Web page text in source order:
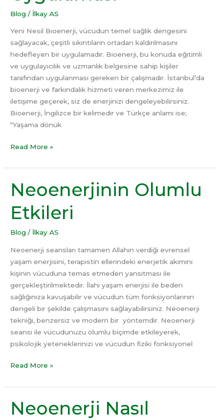
Blog / İlkay AS
Yeni Nesil Bioenerji, vücudun temel sağlık dengesini
sağlayacak, çeşitli sıkıntıların ortadan kaldırılmasını
hedefleyen bir uygulamadır. Bioenerji, bu konuda eğitimli
ve uygulayıcılık ve uzmanlık belgesine sahip kişiler
tarafından uygulanması gereken bir çalışmadır. İstanbul’da
bioenerji ve farkındalık hizmeti veren merkezimiz ile
iletişime geçerek, siz de enerjinizi dengeleyebilirsiniz.
Bioenerji, İngilizce bir kelimedir ve Türkçe anlamı ise;
“Yaşama dönük
Read More »
Neoenerjinin Olumlu
Etkileri
Blog / İlkay AS
Neoenerji seansları tamamen Allahın verdiği evrensel
yaşam enerjisini, terapistin ellerindeki enerjetik akımını
kişinin vücuduna temas etmeden yansıtması ile
gerçekleştirilmektedir. İlahi yaşam enerjisi ile beden
sağlığınıza kavuşabilir ve vücudun tüm fonksiyonlarının
dengeli bir şekilde çalışmasını sağlayabilirsiniz. Neoenerji
tekniği, benzersiz ve modern bir yöntemdir. Neoenerji
seansı ile vücudunuzu olumlu biçimde etkileyerek,
psikolojik yeteneklerinizi ve vücudun fiziki fonksiyonel
Neoenerjinin
Olumlu
Etkileri
Read More »
Neoenerji Nasıl
Neoenerji
Nasıl